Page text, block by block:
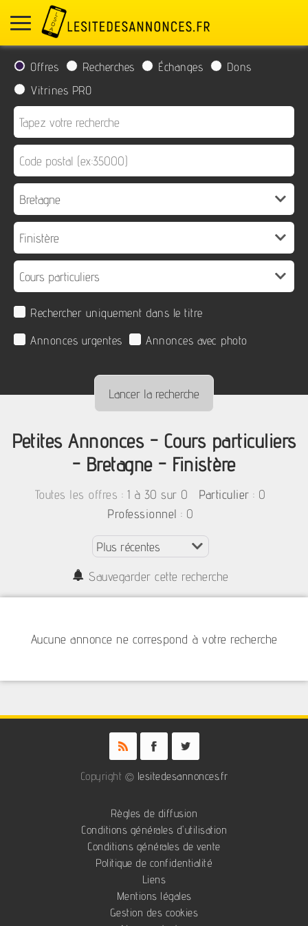
Offres Recherches Échanges
Dons
Vitrines PRO
Rechercher uniquement dans le titre
Annonces urgentes
Annonces avec photo
Petites Annonces - Cours particuliers
- Bretagne - Finistère
Toutes les offres : 1 à 30 sur 0 Particulier : 0
Professionnel : 0
Sauvegarder cette recherche
Aucune annonce ne correspond à votre recherche
Copyright © lesitedesannonces.fr
Règles de diffusion
Conditions générales d'utilisation
Conditions générales de vente
Politique de confidentialité
Liens
Mentions légales
Gestion des cookies